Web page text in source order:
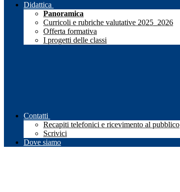
Didattica
Panoramica
Curricoli e rubriche valutative 2025_2026
Offerta formativa
I progetti delle classi
Contatti
Recapiti telefonici e ricevimento al pubblico
Scrivici
Dove siamo